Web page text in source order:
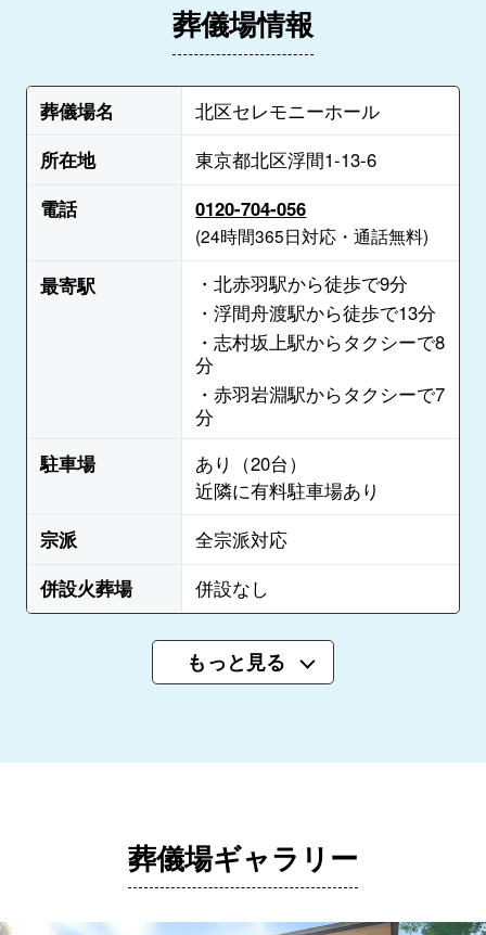
葬儀場情報
葬儀場名
北区セレモニーホール
所在地
東京都北区浮間1-13-6
電話
0120-704-056
(24時間365日対応・通話無料)
最寄駅
・北赤羽駅から徒歩で9分
・浮間舟渡駅から徒歩で13分
・志村坂上駅からタクシーで8
分
・赤羽岩淵駅からタクシーで7
分
駐車場
あり（20台）
近隣に有料駐車場あり
宗派
全宗派対応
併設火葬場
併設なし
もっと見る
葬儀場ギャラリー